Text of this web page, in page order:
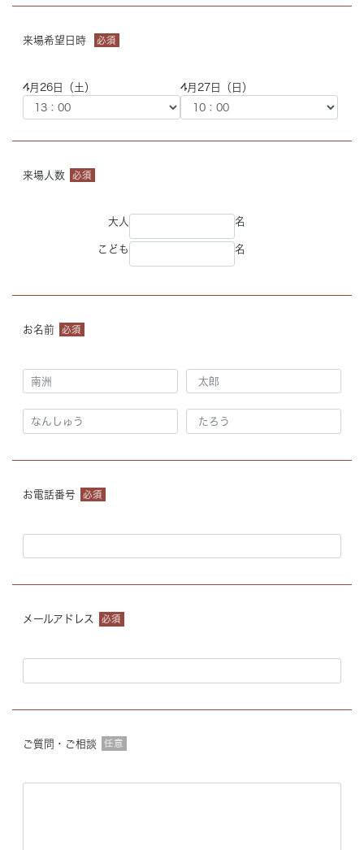
来場希望日時 必須
4月26日（土） 4月27日（日）
来場人数 必須
大人 名
こども 名
お名前 必須
お電話番号 必須
メールアドレス 必須
ご質問・ご相談 任意